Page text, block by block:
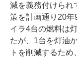
減を義務付けられ
策を計画通り20
イラ4台の燃料は
たが、1台を灯油
トを削減するた